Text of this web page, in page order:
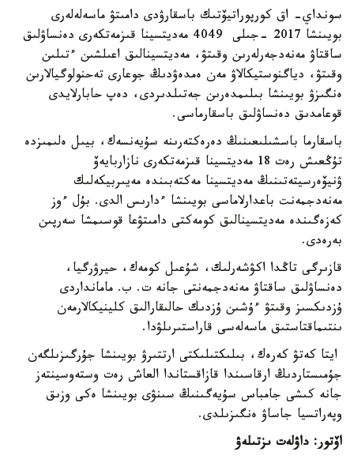
سونداي- اق كورپوراتيۆتىك باسقارۋدى دامىتۋ ماسەلەلەرى
بويىنشا 2017 -جىلى 4049 مەديتسينا قىزمەتكەرى دەنساۋلىق
ساقتاۋ مەنەدجەرلەرىن وقىتۋ، مەديتسينالىق اعىلشىن ءتىلىن
وقىتۋ، دياگنوستيكالاۋ مەن ەمدەۋدىڭ جوعارى تەحنولوگيالارىن
ەنگىزۋ بويىنشا بىلىمدەرىن جەتىلدىردى، دەپ حابارلايدى
قوعامدىق دەنساۋلىق باسقارماسى.
باسقارما باسشىلىعىنىڭ دەرەكتەرىنە سۇيەنسەك، بيىل ەلىمىزدە
تۇڭعىش رەت 18 مەديتسينا قىزمەتكەرى نازاربايەۆ
ۋنيۆەرسيتەتىنىڭ مەديتسينا مەكتەبىندە مەيىربيكەلىك
مەنەدجمەنت باعدارلاماسى بويىنشا ءدارىس الدى. بۇل ءوز
كەزەگىندە مەديتسينالىق كومەكتى دامىتۋعا قوسىمشا سەرپىن
بەرەدى.
قازىرگى تاڭدا اكۋشەرلىك، شۇعىل كومەك، حيرۋرگيا،
دەنساۋلىق ساقتاۋ مەنەدجمەنتى جانە ت. ب. مامانداردى
ۇزدىكسىز وقىتۋ ءۇشىن ۇزدىك حالىقارالىق كلينيكالارمەن
ىنتىماقتاستىق ماسەلەسى قاراستىرىلۋدا.
ايتا كەتۋ كەرەك، بىلىكتىلىكتى ارتتىرۋ بويىنشا جۇرگىزىلگەن
جۇمىستاردىڭ ارقاسىندا قازاقستاندا العاش رەت وستەوسينتەز
جانە كىشى جامباس سۇيەگىنىڭ سىنۋى بويىنشا ەكى وزىق
وپەراتسيا جاساۋ ەنگىزىلدى.
اۆتور: داۋلەت ىزتىلەۋ